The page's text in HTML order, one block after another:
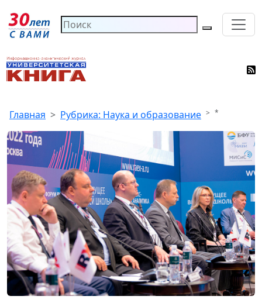
Главная Рубрика: Наука и образование *